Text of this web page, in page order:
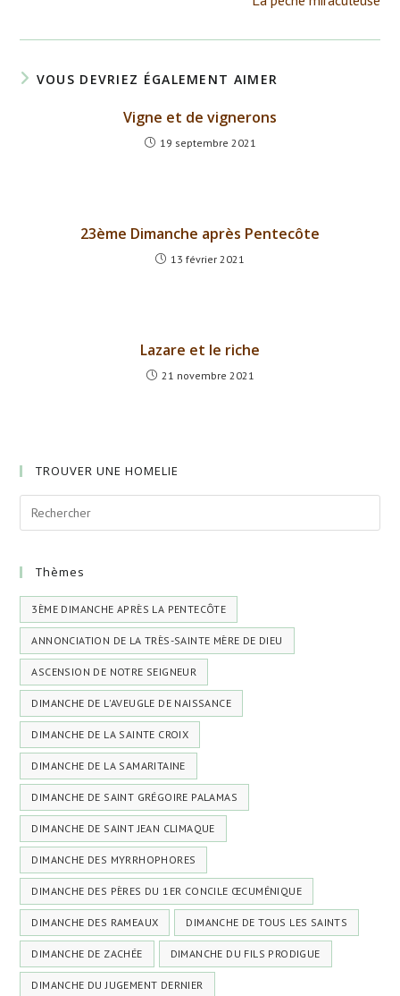
VOUS DEVRIEZ ÉGALEMENT AIMER
Vigne et de vignerons
19 septembre 2021
23ème Dimanche après Pentecôte
13 février 2021
Lazare et le riche
21 novembre 2021
TROUVER UNE HOMELIE
Thèmes
3ÈME DIMANCHE APRÈS LA PENTECÔTE
ANNONCIATION DE LA TRÈS-SAINTE MÈRE DE DIEU
ASCENSION DE NOTRE SEIGNEUR
DIMANCHE DE L'AVEUGLE DE NAISSANCE
DIMANCHE DE LA SAINTE CROIX
DIMANCHE DE LA SAMARITAINE
DIMANCHE DE SAINT GRÉGOIRE PALAMAS
DIMANCHE DE SAINT JEAN CLIMAQUE
DIMANCHE DES MYRRHOPHORES
DIMANCHE DES PÈRES DU 1ER CONCILE ŒCUMÉNIQUE
DIMANCHE DES RAMEAUX DIMANCHE DE TOUS LES SAINTS
DIMANCHE DE ZACHÉE DIMANCHE DU FILS PRODIGUE
DIMANCHE DU JUGEMENT DERNIER